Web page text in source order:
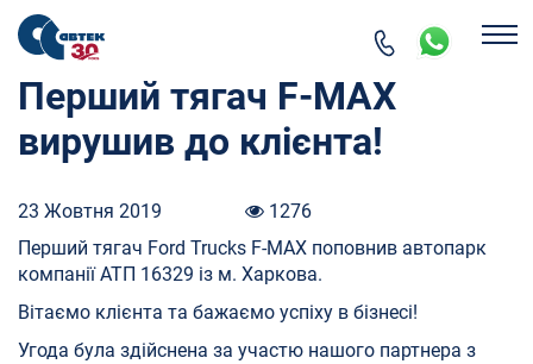
Перший тягач F-MAX
вирушив до клієнта!
23 Жовтня 2019
1276
Перший тягач Ford Trucks F-MAX поповнив автопарк
компанії АТП 16329 із м. Харкова.
Вітаємо клієнта та бажаємо успіху в бізнесі!
Угода була здійснена за участю нашого партнера з